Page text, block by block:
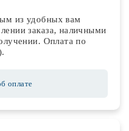
из удобных вам
заказа, наличными
Оплата по
оплате